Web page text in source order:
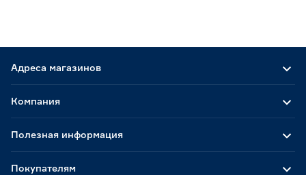
Адреса магазинов
Компания
Полезная информация
Покупателям